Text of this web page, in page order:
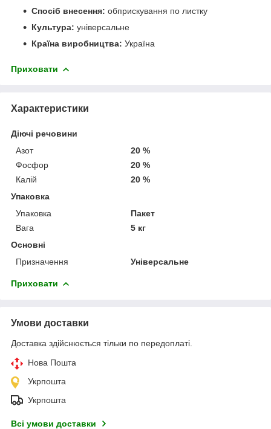
Спосіб внесення: обприскування по листку
Культура: універсальне
Країна виробництва: Україна
Приховати
Характеристики
Діючі речовини
Азот
20 %
Фосфор
20 %
Калій
20 %
Упаковка
Упаковка
Пакет
Вага
5 кг
Основні
Призначення
Універсальне
Приховати
Умови доставки
Доставка здійснюється тільки по передоплаті.
Нова Пошта
Укрпошта
Укрпошта
Всі умови доставки